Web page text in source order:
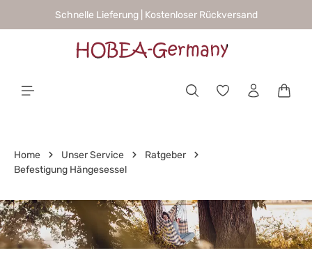
springenSchnelle Lieferung | Kostenloser Rückversand
Home Unser Service
Ratgeber
Befestigung Hängesessel